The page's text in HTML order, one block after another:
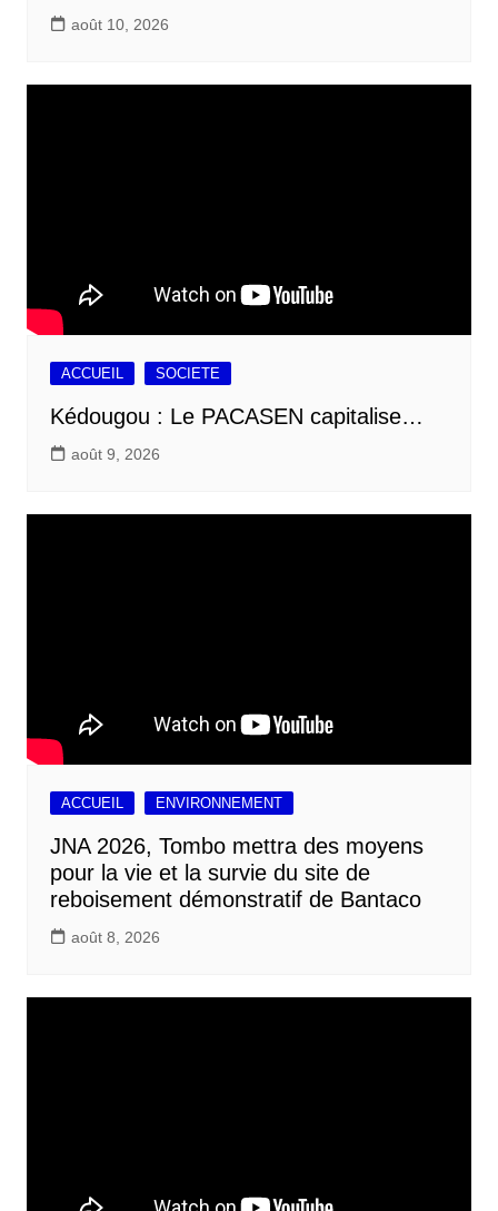
août 10, 2026
ACCUEIL SOCIETE
Kédougou : Le PACASEN capitalise…
août 9, 2026
ACCUEIL ENVIRONNEMENT
JNA 2026, Tombo mettra des moyens
pour la vie et la survie du site de
reboisement démonstratif de Bantaco
août 8, 2026